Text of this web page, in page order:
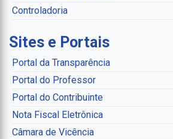
Controladoria
Sites e Portais
Portal da Transparência
Portal do Professor
Portal do Contribuinte
Nota Fiscal Eletrônica
Câmara de Vicência